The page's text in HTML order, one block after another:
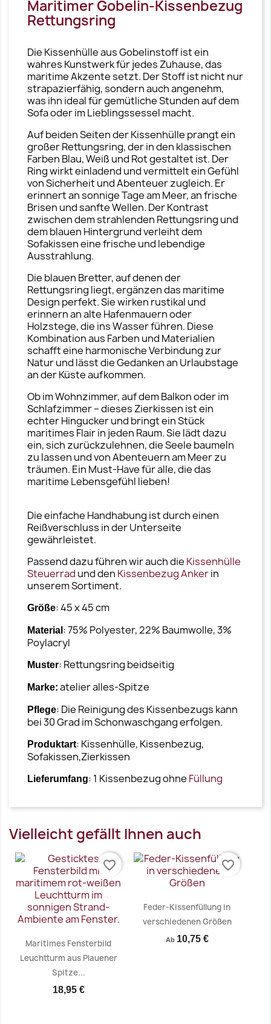
Maritimer Gobelin-Kissenbezug
Rettungsring
Die Kissenhülle aus Gobelinstoff ist ein
wahres Kunstwerk für jedes Zuhause, das
maritime Akzente setzt. Der Stoff ist nicht nur
strapazierfähig, sondern auch angenehm,
was ihn ideal für gemütliche Stunden auf dem
Sofa oder im Lieblingssessel macht.
Auf beiden Seiten der Kissenhülle prangt ein
großer Rettungsring, der in den klassischen
Farben Blau, Weiß und Rot gestaltet ist. Der
Ring wirkt einladend und vermittelt ein Gefühl
von Sicherheit und Abenteuer zugleich. Er
erinnert an sonnige Tage am Meer, an frische
Brisen und sanfte Wellen. Der Kontrast
zwischen dem strahlenden Rettungsring und
dem blauen Hintergrund verleiht dem
Sofakissen eine frische und lebendige
Ausstrahlung.
Die blauen Bretter, auf denen der
Rettungsring liegt, ergänzen das maritime
Design perfekt. Sie wirken rustikal und
erinnern an alte Hafenmauern oder
Holzstege, die ins Wasser führen. Diese
Kombination aus Farben und Materialien
schafft eine harmonische Verbindung zur
Natur und lässt die Gedanken an Urlaubstage
an der Küste aufkommen.
Ob im Wohnzimmer, auf dem Balkon oder im
Schlafzimmer – dieses Zierkissen ist ein
echter Hingucker und bringt ein Stück
maritimes Flair in jeden Raum. Sie lädt dazu
ein, sich zurückzulehnen, die Seele baumeln
zu lassen und von Abenteuern am Meer zu
träumen. Ein Must-Have für alle, die das
maritime Lebensgefühl lieben!
Die einfache Handhabung ist durch einen
Reißverschluss in der Unterseite
gewährleistet.
Passend dazu führen wir auch die Kissenhülle
Steuerrad und den Kissenbezug Ankerin
unserem Sortiment.
Größe: 45 x 45 cm
Material : 75% Polyester, 22% Baumwolle, 3%
Poylacryl
Muster: Rettungsring beidseitig
Marke: atelier alles-Spitze
Pflege: Die Reinigung des Kissenbezugs kann
bei 30 Grad im Schonwaschgang erfolgen.
Produktart: Kissenhülle, Kissenbezug,
Sofakissen,Zierkissen
Lieferumfang: 1 Kissenbezug ohne Füllung
Vielleicht gefällt Ihnen auch
Maritimes Fensterbild
Leuchtturm aus Plauener
Spitze...
18,95 €
favorite_border
Feder-Kissenfüllung in
verschiedenen Größen
Ab 10,75 €
favorite_border